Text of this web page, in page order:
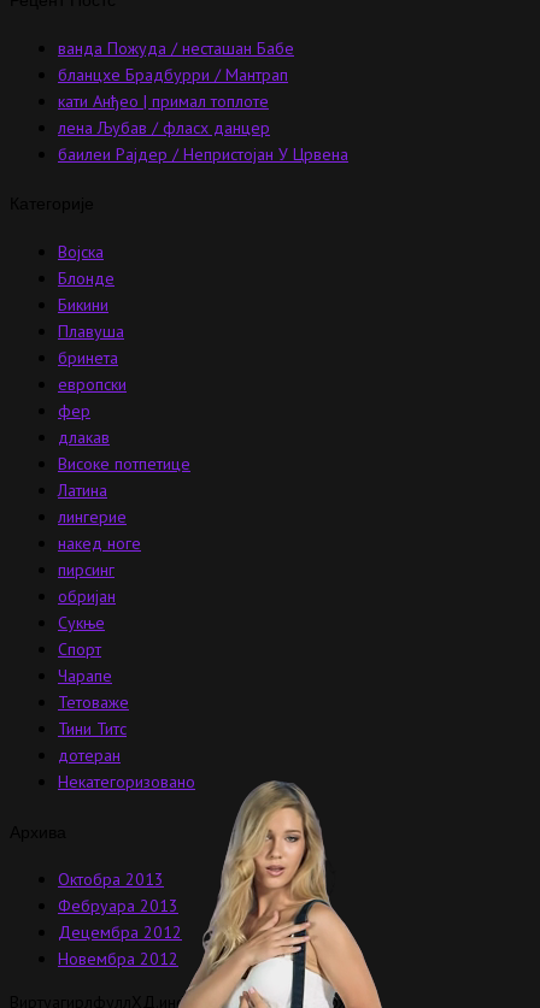
ванда Пожуда / несташан Бабе
бланцхе Брадбурри / Мантрап
кати Анђео | примал топлоте
лена Љубав / фласх данцер
баилеи Рајдер / Непристојан У Црвена
Војска
Блонде
Бикини
Плавуша
бринета
европски
фер
длакав
Високе потпетице
Латина
лингерие
накед ноге
пирсинг
обријан
Сукње
Спорт
Чарапе
Тетоваже
Тини Титс
дотеран
Некатегоризовано
Октобра 2013
Фебруара 2013
Децембра 2012
Новембра 2012
ВиртуагирлфуллХД.инфо © Сва права задржана.